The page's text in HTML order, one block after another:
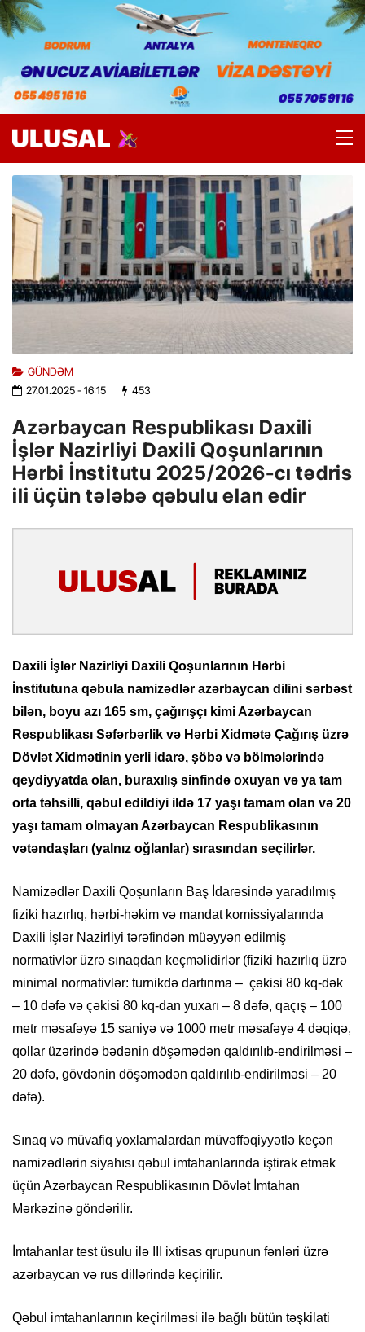
GÜNDƏM
27.01.2025- 16:15 453
Azərbaycan Respublikası Daxili
İşlər Nazirliyi Daxili Qoşunlarının
Hərbi İnstitutu 2025/2026-cı tədris
ili üçün tələbə qəbulu elan edir
Daxili İşlər Nazirliyi Daxili Qoşunlarının Hərbi
İnstitutuna qəbula namizədlər azərbaycan dilini sərbəst
bilən, boyu azı 165 sm, çağırışçı kimi Azərbaycan
Respublikası Səfərbərlik və Hərbi Xidmətə Çağırış üzrə
Dövlət Xidmətinin yerli idarə, şöbə və bölmələrində
qeydiyyatda olan, buraxılış sinfində oxuyan və ya tam
orta təhsilli, qəbul edildiyi ildə 17 yaşı tamam olan və 20
yaşı tamam olmayan Azərbaycan Respublikasının
vətəndaşları (yalnız oğlanlar) sırasından seçilirlər.
Namizədlər Daxili Qoşunların Baş İdarəsində yaradılmış
fiziki hazırlıq, hərbi-həkim və mandat komissiyalarında
Daxili İşlər Nazirliyi tərəfindən müəyyən edilmiş
normativlər üzrə sınaqdan keçməlidirlər (fiziki hazırlıq üzrə
minimal normativlər: turnikdə dartınma – çəkisi 80 kq-dək
– 10 dəfə və çəkisi 80 kq-dan yuxarı – 8 dəfə, qaçış – 100
metr məsafəyə 15 saniyə və 1000 metr məsafəyə 4 dəqiqə,
qollar üzərində bədənin döşəmədən qaldırılıb-endirilməsi –
20 dəfə, gövdənin döşəmədən qaldırılıb-endirilməsi – 20
dəfə).
Sınaq və müvafiq yoxlamalardan müvəffəqiyyətlə keçən
namizədlərin siyahısı qəbul imtahanlarında iştirak etmək
üçün Azərbaycan Respublikasının Dövlət İmtahan
Mərkəzinə göndərilir.
İmtahanlar test üsulu ilə III ixtisas qrupunun fənləri üzrə
azərbaycan və rus dillərində keçirilir.
Qəbul imtahanlarının keçirilməsi ilə bağlı bütün təşkilati